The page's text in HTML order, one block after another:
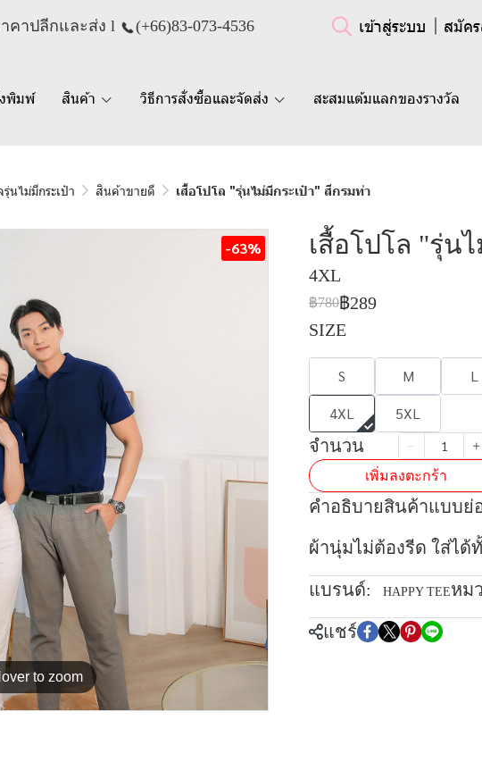
คาปลีกและส่ง l (+66)83-073-4536 เข้าสู่ระบบ สมัค
พิมพ์ สินค้า วิธีการสั่งซื้อและจัดส่ง สะสมแต้มแลกของรางวัล
นไม่มีกระเป๋า สินค้าขายดี เสื้อโปโล "รุ่นไม่มีกระเป๋า" สีกรมท่า
to zoom
-63% เสื้อโปโล "รุ่น
4XL
฿780฿289
SIZE
S M L
4XL
5XL
จำนวน
เพิ่มลงตะกร้า
คำอธิบายสินค้าแบบย่
ผ้านุ่มไม่ต้องรีด ใส่ได้
แบรนด์: HAPPY TEEหม
แชร์